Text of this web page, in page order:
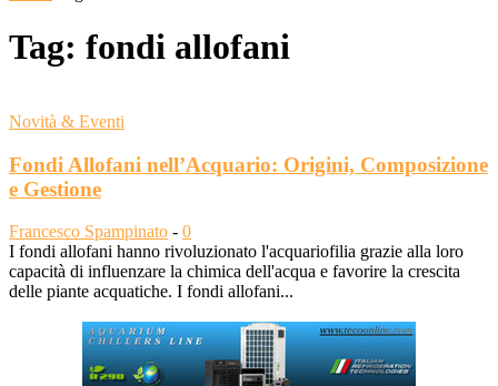
Tag: fondi allofani
Novità & Eventi
Fondi Allofani nell’Acquario: Origini, Composizione
e Gestione
Francesco Spampinato - 0
I fondi allofani hanno rivoluzionato l'acquariofilia grazie alla loro
capacità di influenzare la chimica dell'acqua e favorire la crescita
delle piante acquatiche. I fondi allofani...